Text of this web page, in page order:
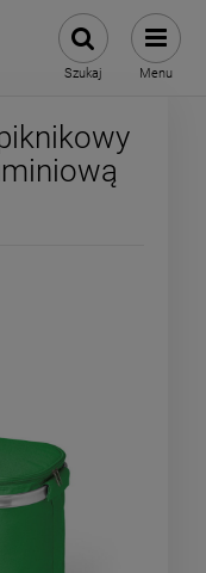
Szukaj Menu